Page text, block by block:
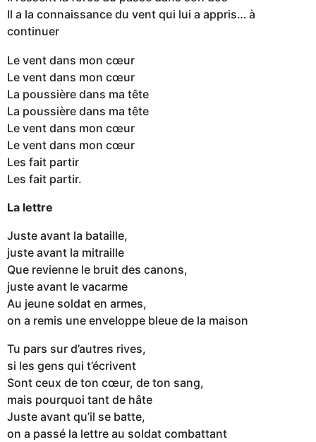
Il a la connaissance du vent qui lui a appris… à
continuer
Le vent dans mon cœur
Le vent dans mon cœur
La poussière dans ma tête
La poussière dans ma tête
Le vent dans mon cœur
Le vent dans mon cœur
Les fait partir
Les fait partir.
La lettre
Juste avant la bataille,
juste avant la mitraille
Que revienne le bruit des canons,
juste avant le vacarme
Au jeune soldat en armes,
on a remis une enveloppe bleue de la maison
Tu pars sur d’autres rives,
si les gens qui t’écrivent
Sont ceux de ton cœur, de ton sang,
mais pourquoi tant de hâte
Juste avant qu’il se batte,
on a passé la lettre au soldat combattant